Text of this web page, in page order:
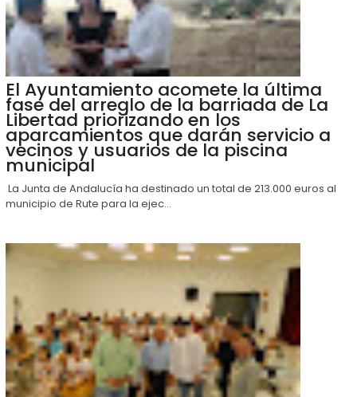
El Ayuntamiento acomete la última
fase del arreglo de la barriada de La
Libertad priorizando en los
aparcamientos que darán servicio a
vecinos y usuarios de la piscina
municipal
La Junta de Andalucía ha destinado un total de 213.000 euros al
municipio de Rute para la ejec...